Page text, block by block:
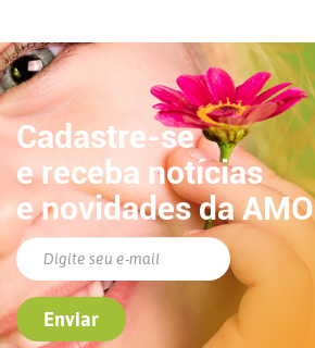
Cadastre-se
e receba notícias
e novidades da AMO